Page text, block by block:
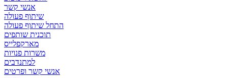
אנשי קשר
שיתוף פעולה
התחל שיתוף פעולה
תוכנית שותפים
מארקפלייס
משרות פנויות
למתנדבים
אנשי קשר ופרטים